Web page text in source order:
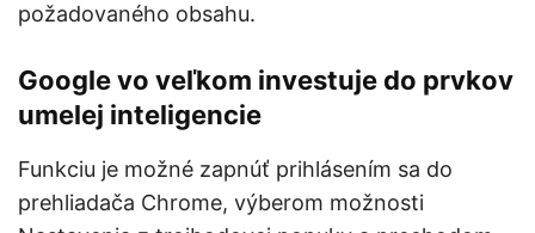
požadovaného obsahu.
Google vo veľkom investuje do prvkov
umelej inteligencie
Funkciu je možné zapnúť prihlásením sa do
prehliadača Chrome, výberom možnosti